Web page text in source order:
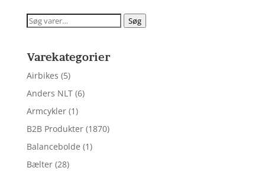
Søg
Søg
Varekategorier
Airbikes (5)
Anders NLT (6)
Armcykler (1)
B2B Produkter (1870)
Balancebolde (1)
Bælter (28)